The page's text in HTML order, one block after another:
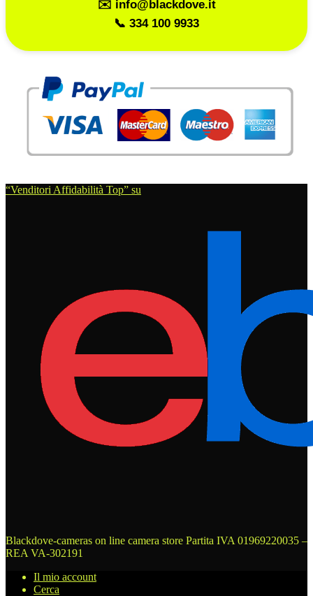
✉️ info@blackdove.it
📞 334 100 9933
“Venditori Affidabilità Top” su
Blackdove-cameras on line camera store Partita IVA 01969220035 –
REA VA-302191
Il mio account
Cerca